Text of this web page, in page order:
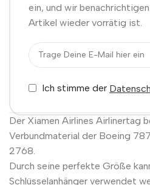
ein, und wir
Artikel wieder vorrätig ist.
Ich stimme der
Der Xiamen Airlines Airlinertag
Verbundmaterial der Boeing
2768.
Durch seine perfekte Größe
Schlüsselanhänger verwendet